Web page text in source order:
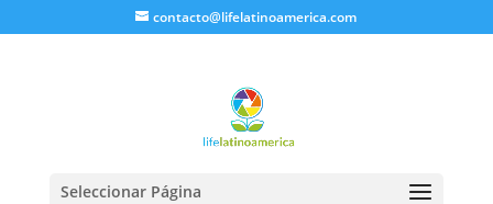
contacto@lifelatinoamerica.com
Seleccionar Página